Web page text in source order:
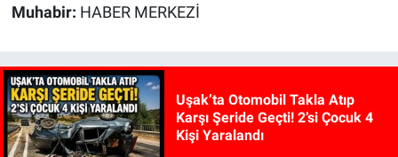
Muhabir: HABER MERKEZİ
Uşak’ta Otomobil Takla Atıp
Karşı Şeride Geçti! 2’si Çocuk 4
Kişi Yaralandı